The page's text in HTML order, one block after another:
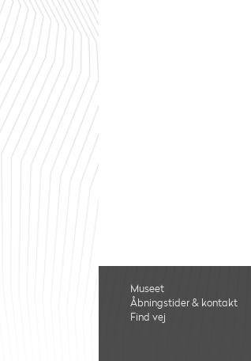
Museet
Åbningstider & kontakt
Find vej